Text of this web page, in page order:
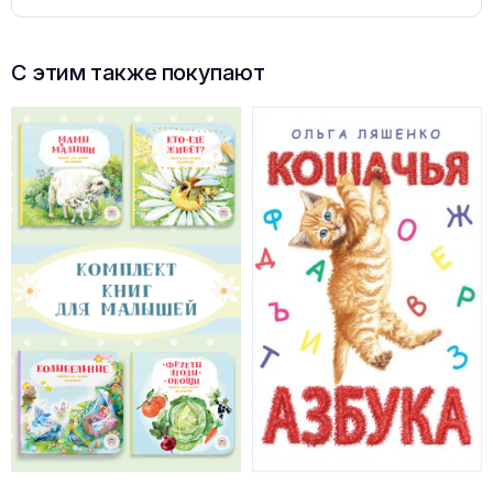
С этим также покупают